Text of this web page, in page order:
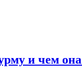
и чем она